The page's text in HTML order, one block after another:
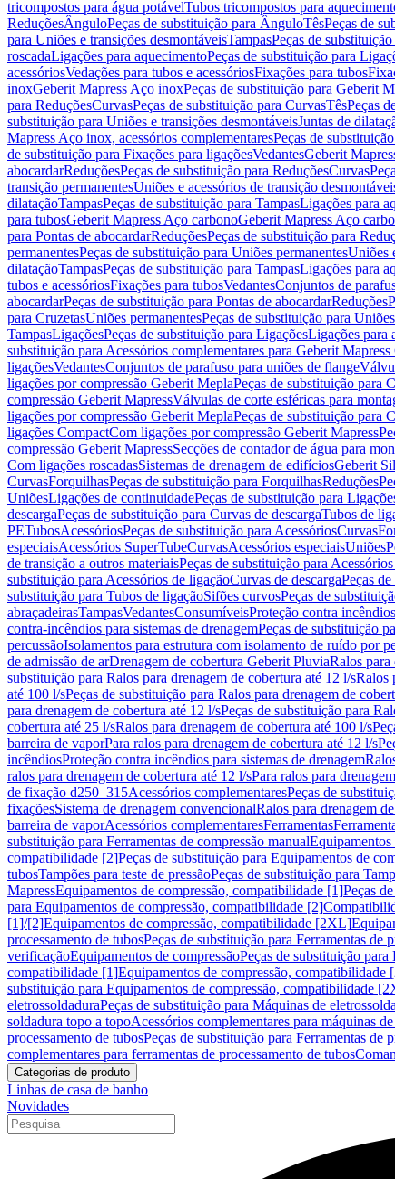
tricompostos para água potávelTubos tricompostos para
ReduçõesÂnguloPeças de substituição para ÂnguloTêsPeças de
para Uniões e transições desmontáveisTampasPeças de
roscadaLigações para aquecimentoPeças de substituição para
acessóriosVedações para tubos e acessóriosFixações para tubos
inoxGeberit Mapress Aço inoxPeças de substituição para Geberit
para ReduçõesCurvasPeças de substituição para CurvasTêsPeças
substituição para Uniões e transições desmontáveisJuntas de
Mapress Aço inox, acessórios complementaresPeças de
de substituição para Fixações para ligaçõesVedantesGeberit
abocardarReduçõesPeças de substituição para ReduçõesCurvas
transição permanentesUniões e acessórios de transição
dilataçãoTampasPeças de substituição para TampasLigações para
para tubosGeberit Mapress Aço carbonoGeberit Mapress Aço
para Pontas de abocardarReduçõesPeças de substituição para
permanentesPeças de substituição para Uniões permanentesUniões
dilataçãoTampasPeças de substituição para TampasLigações para
tubos e acessóriosFixações para tubosVedantesConjuntos de
abocardarPeças de substituição para Pontas de abocardarReduções
para CruzetasUniões permanentesPeças de substituição para
TampasLigaçõesPeças de substituição para LigaçõesLigações para
substituição para Acessórios complementares para Geberit Mapress
ligaçõesVedantesConjuntos de parafuso para uniões de flange
ligações por compressão Geberit MeplaPeças de substituição para
compressão Geberit MapressVálvulas de corte esféricas para
ligações por compressão Geberit MeplaPeças de substituição para
ligações CompactCom ligações por compressão Geberit Mapress
compressão Geberit MapressSecções de contador de água para
Com ligações roscadasSistemas de drenagem de edifíciosGeberit
CurvasForquilhasPeças de substituição para ForquilhasReduções
UniõesLigações de continuidadePeças de substituição para
descargaPeças de substituição para Curvas de descargaTubos de
PETubosAcessóriosPeças de substituição para AcessóriosCurvas
especiaisAcessórios SuperTubeCurvasAcessórios especiaisUniões
de transição a outros materiaisPeças de substituição para
substituição para Acessórios de ligaçãoCurvas de descargaPeças
substituição para Tubos de ligaçãoSifões curvosPeças de
abraçadeirasTampasVedantesConsumíveisProteção contra
contra-incêndios para sistemas de drenagemPeças de substituição
percussãoIsolamentos para estrutura com isolamento de ruído por
de admissão de arDrenagem de cobertura Geberit PluviaRalos para
substituição para Ralos para drenagem de cobertura até 12 l/sRalos
até 100 l/sPeças de substituição para Ralos para drenagem de
para drenagem de cobertura até 12 l/sPeças de substituição para
cobertura até 25 l/sRalos para drenagem de cobertura até 100 l/s
barreira de vaporPara ralos para drenagem de cobertura até 12 l/s
incêndiosProteção contra incêndios para sistemas de drenagem
ralos para drenagem de cobertura até 12 l/sPara ralos para
de fixação d250–315Acessórios complementaresPeças de
fixaçõesSistema de drenagem convencionalRalos para drenagem
barreira de vaporAcessórios complementaresFerramentas
substituição para Ferramentas de compressão manual
compatibilidade [2]Peças de substituição para Equipamentos de
tubosTampões para teste de pressãoPeças de substituição para
MapressEquipamentos de compressão, compatibilidade [1]Peças
para Equipamentos de compressão, compatibilidade [2]
[1]/[2]Equipamentos de compressão, compatibilidade [2XL]
processamento de tubosPeças de substituição para Ferramentas de
verificaçãoEquipamentos de compressãoPeças de substituição
compatibilidade [1]Equipamentos de compressão, compatibilidade
substituição para Equipamentos de compressão, compatibilidade
eletrossoldaduraPeças de substituição para Máquinas de
soldadura topo a topoAcessórios complementares para máquinas
processamento de tubosPeças de substituição para Ferramentas de
complementares para ferramentas de processamento de tubos
Categorias de produto
Linhas de casa de banho
Novidades